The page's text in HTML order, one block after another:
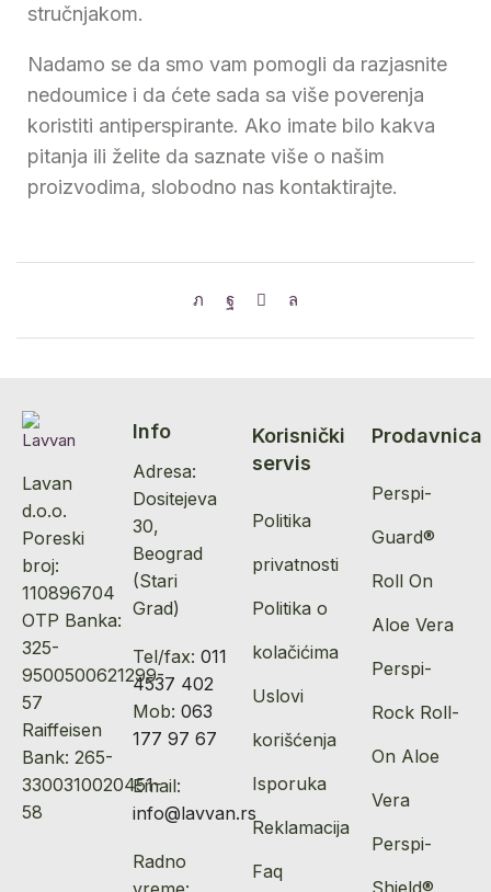
stručnjakom.
Nadamo se da smo vam pomogli da razjasnite
nedoumice i da ćete sada sa više poverenja
koristiti antiperspirante. Ako imate bilo kakva
pitanja ili želite da saznate više o našim
proizvodima, slobodno nas kontaktirajte.
Lavan
d.o.o.
Poreski
broj:
110896704
OTP Banka:
325-
9500500621299-
57
Raiffeisen
Bank: 265-
3300310020451-
58
Info
Adresa:
Dositejeva
30,
Beograd
(Stari
Grad)
Tel/fax:011
4537 402
Mob:063
177 97 67
Email:
info@lavvan.rs
Radno
Korisnički
servis
Politika
privatnosti
Politika o
kolačićima
Uslovi
korišćenja
Isporuka
Reklamacija
Faq
Prodavnica
Perspi-
Guard®
Roll On
Aloe Vera
Perspi-
Rock Roll-
On Aloe
Vera
Perspi-
Shield®